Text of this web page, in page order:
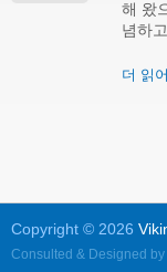
해 왔
념하
더 읽
Copyright © 2026
Consulted & Designed by